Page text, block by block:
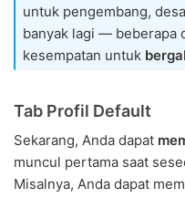
untuk pengembang,
banyak lagi — beberapa
kesempatan untuk
Tab Profil Default
Sekarang, Anda dapat
muncul pertama saat
Misalnya, Anda dapat